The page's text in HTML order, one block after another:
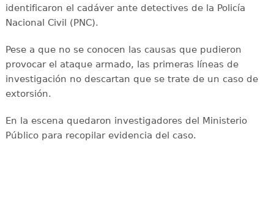
identificaron el cadáver ante detectives de la Policía
Nacional Civil (PNC).
Pese a que no se conocen las causas que pudieron
provocar el ataque armado, las primeras líneas de
investigación no descartan que se trate de un caso de
extorsión.
En la escena quedaron investigadores del Ministerio
Público para recopilar evidencia del caso.